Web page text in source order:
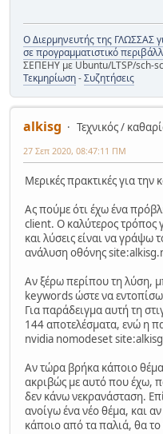
Ο Διερμηνευτής της ΓΛΩΣΣΑΣ
σε προγραμματιστικό
ΣΕΠΕΗΥ με Ubuntu/LTSP/sch-
Τεκμηρίωση-Συζητήσεις
alkisg
Τεχνικός /
27 Σεπ 2020, 08:47:11 ΠΜ
Μερικές πρακτικές για
Ας πούμε ότι έχω ένα
client. Ο καλύτερος τρόπος
και λύσεις είναι να
ανάλυση οθόνης
Αν ξέρω περίπου τη λύση,
keywords ώστε να
Για παράδειγμα αυτή τη
144 αποτελέσματα, ενώ η
nvidia nomodeset
Αν τώρα βρήκα κάποιο θέμα
ακριβώς με αυτό που έχω,
δεν κάνω νεκρανάσταση.
ανοίγω ένα νέο θέμα, και αν
κάποιο από τα παλιά, θα το